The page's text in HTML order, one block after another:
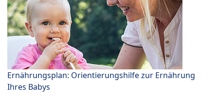
Ernährungsplan: Orientierungshilfe zur Ernährung
Ihres Babys